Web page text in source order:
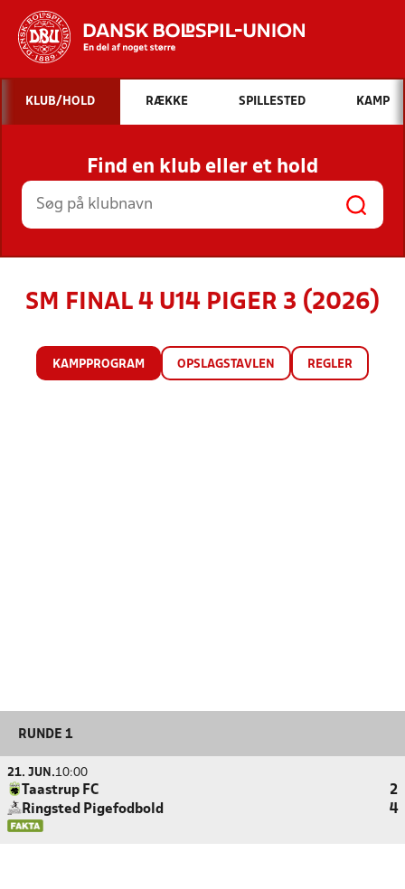
Hvad vil du søge efter?
INDHOLD OG NYHEDER
STILLINGER, RESULTATER, KLUBBER OG
HOLD
KLUB/HOLD RÆKKE SPILLESTED KAMP
Find en klub eller et hold
SM FINAL 4 U14 PIGER 3 (2026)
KAMPPROGRAM OPSLAGSTAVLEN REGLER
RUNDE 1
21. JUN.10:00
Taastrup FC
2
Ringsted Pigefodbold
4